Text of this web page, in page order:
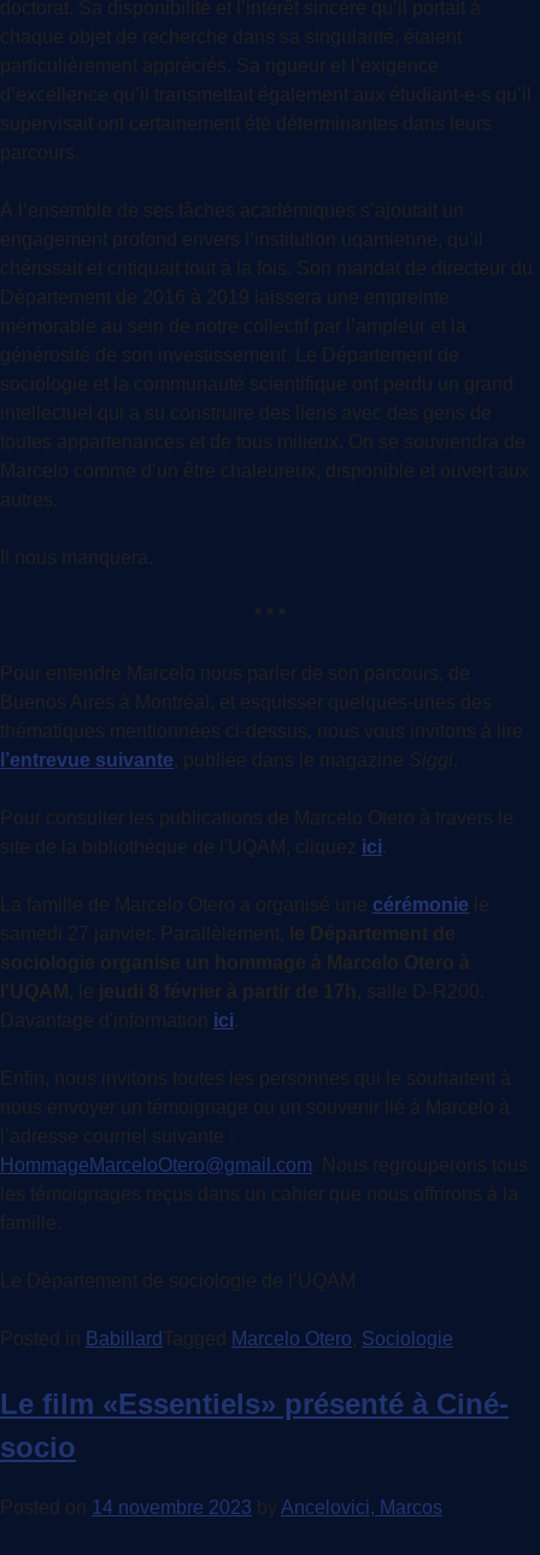
doctorat. Sa disponibilité et l’intérêt sincère qu’il portait à
chaque objet de recherche dans sa singularité, étaient
particulièrement appréciés. Sa rigueur et l’exigence
d’excellence qu’il transmettait également aux étudiant-e-s qu’il
supervisait ont certainement été déterminantes dans leurs
parcours.
À l’ensemble de ses tâches académiques s’ajoutait un
engagement profond envers l’institution uqamienne, qu’il
chérissait et critiquait tout à la fois. Son mandat de directeur du
Département de 2016 à 2019 laissera une empreinte
mémorable au sein de notre collectif par l’ampleur et la
générosité de son investissement. Le Département de
sociologie et la communauté scientifique ont perdu un grand
intellectuel qui a su construire des liens avec des gens de
toutes appartenances et de tous milieux. On se souviendra de
Marcelo comme d’un être chaleureux, disponible et ouvert aux
autres.
Il nous manquera.
* * *
Pour entendre Marcelo nous parler de son parcours, de
Buenos Aires à Montréal, et esquisser quelques-unes des
thématiques mentionnées ci-dessus, nous vous invitons à lire
l’entrevue suivante, publiée dans le magazine Siggi
Pour consulter les publications de Marcelo Otero à travers le
site de la bibliothèque de l'UQAM, cliquez ici
La famille de Marcelo Otero a organisé une cérémonie le
samedi 27 janvier. Parallèlement, le Département de
sociologie organise un hommage à Marcelo Otero à
l'UQAM , le jeudi 8 février à partir de 17h , salle D-R200.
Davantage d'information ici
Enfin, nous invitons toutes les personnes qui le souhaitent à
nous envoyer un témoignage ou un souvenir lié à Marcelo à
l’adresse courriel suivante :
HommageMarceloOtero@gmail.com . Nous regrouperons tous
les témoignages reçus dans un cahier que nous offrirons à la
famille.
Le Département de sociologie de l’UQAM
Posted in Babillard Tagged Marcelo Otero, Sociologie
Le film «Essentiels» présenté à Ciné-
socio
Posted on 14 novembre 2023 by Ancelovici, Marcos